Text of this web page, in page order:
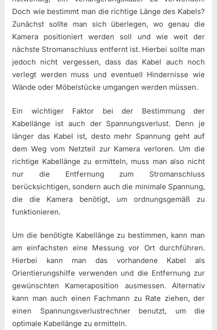
Doch wie bestimmt man die richtige Länge des Kabels?
Zunächst sollte man sich überlegen, wo genau die
Kamera positioniert werden soll und wie weit der
nächste Stromanschluss entfernt ist. Hierbei sollte man
jedoch nicht vergessen, dass das Kabel auch noch
verlegt werden muss und eventuell Hindernisse wie
Wände oder Möbelstücke umgangen werden müssen.
Ein wichtiger Faktor bei der Bestimmung der
Kabellänge ist auch der Spannungsverlust. Denn je
länger das Kabel ist, desto mehr Spannung geht auf
dem Weg vom Netzteil zur Kamera verloren. Um die
richtige Kabellänge zu ermitteln, muss man also nicht
nur die Entfernung zum Stromanschluss
berücksichtigen, sondern auch die minimale Spannung,
die die Kamera benötigt, um ordnungsgemäß zu
funktionieren.
Um die benötigte Kabellänge zu bestimmen, kann man
am einfachsten eine Messung vor Ort durchführen.
Hierbei kann man das vorhandene Kabel als
Orientierungshilfe verwenden und die Entfernung zur
gewünschten Kameraposition ausmessen. Alternativ
kann man auch einen Fachmann zu Rate ziehen, der
einen Spannungsverlustrechner benutzt, um die
optimale Kabellänge zu ermitteln.